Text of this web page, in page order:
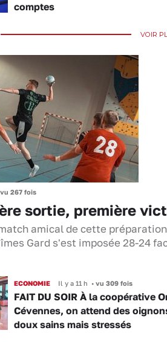
comptes
VOIR
vu 267 fois
sortie, première
amical de cette préparation
Gard s'est imposée 28-24
ECONOMIE Il y a 11 h •vu 309 fois
FAIT DU SOIR À la coopérative
Cévennes, on attend des
doux sains mais stressés